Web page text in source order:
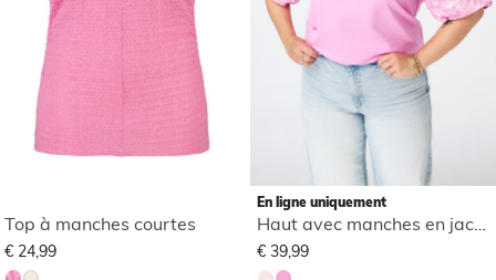
Top à manches courtes
€ 24,99
En ligne uniquement
€ 39,99